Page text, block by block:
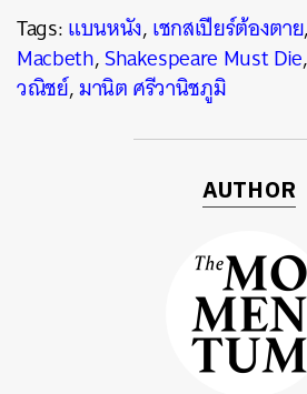
Tags:แบนหนัง,เชกสเปียร์ต้องตาย,
Macbeth,Shakespeare Must Die
วณิชย์,มานิต ศรีวานิชภูมิ
AUTHOR